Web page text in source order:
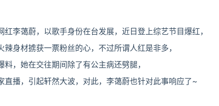
红李蔼蔚，以歌手身份在台发展，近日登上综艺节目爆红，
辣身材掳获一票粉丝的心，不过所谓人红是非多，
料，她在交往期间除了有公主病还劈腿，
直播，引起轩然大波，对此，李蔼蔚也针对此事响应了~